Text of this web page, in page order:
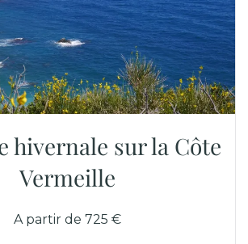
hivernale sur la Côte
Vermeille
A partir de 725 €